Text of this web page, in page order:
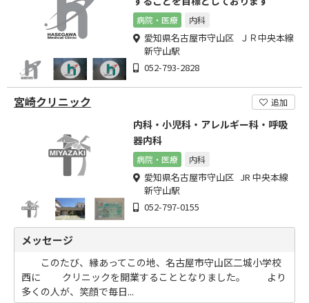
病院・医療 内科
愛知県名古屋市守山区 ＪＲ中央本線
新守山駅
052-793-2828
宮崎クリニック 追加
内科・小児科・アレルギー科・呼吸
器内科
病院・医療 内科
愛知県名古屋市守山区 JR 中央本線
新守山駅
052-797-0155
メッセージ
このたび、縁あってこの地、名古屋市守山区二城小学校
西に クリニックを開業することとなりました。 より
多くの人が、笑顔で毎日...